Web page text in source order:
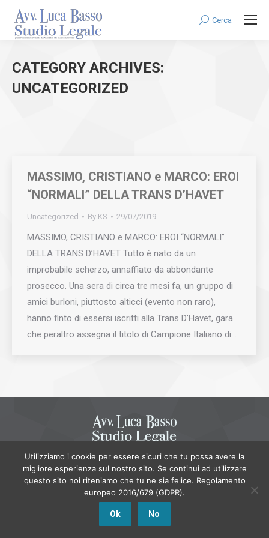
Search:
Cerca
CATEGORY ARCHIVES:
UNCATEGORIZED
MASSIMO, CRISTIANO e MARCO: EROI
“NORMALI” DELLA TRANS D’HAVET
Uncategorized By KS 29/07/2019
MASSIMO, CRISTIANO e MARCO: EROI “NORMALI”
DELLA TRANS D’HAVET Tutto è nato da un
improbabile scherzo, annaffiato da abbondante
prosecco. Una sera di circa tre mesi fa, un gruppo di
amici burloni, piuttosto alticci (evento non raro),
hanno finto di essersi iscritti alla Trans D’Havet, gara
che peraltro assegna il titolo di Campione Italiano di…
AGW Multimedia
Menu principale
Utilizziamo i cookie per essere sicuri che tu possa avere la
migliore esperienza sul nostro sito. Se continui ad utilizzare
questo sito noi riteniamo che tu ne sia felice. Regolamento
europeo 2016/679 (GDPR).
Ok No